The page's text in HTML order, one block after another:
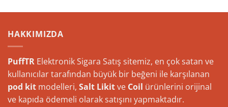
HAKKIMIZDA
PuffTR Elektronik Sigara Satış sitemiz, en çok satan ve
kullanıcılar tarafından büyük bir beğeni ile karşılanan
pod kit modelleri, Salt Likitve Coil ürünlerini orijinal
ve kapıda ödemeli olarak satışını yapmaktadır.